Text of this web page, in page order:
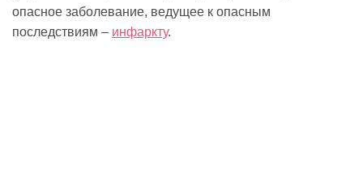
опасное заболевание, ведущее к опасным
последствиям – инфаркту.